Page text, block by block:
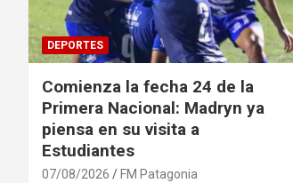
DEPORTES
Comienza la fecha 24 de la
Primera Nacional: Madryn ya
piensa en su visita a
Estudiantes
07/08/2026 FM Patagonia